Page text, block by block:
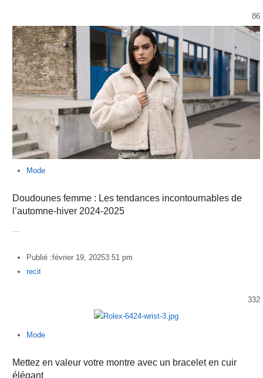
86
Mode
Doudounes femme : Les tendances incontournables de
l’automne-hiver 2024-2025
…
Publié :février 19, 20253:51 pm
Author
recit
332
Mode
Mettez en valeur votre montre avec un bracelet en cuir
élégant